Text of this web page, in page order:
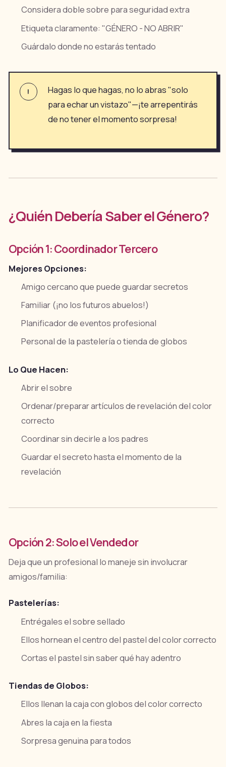
Considera doble sobre para seguridad extra
Etiqueta claramente: "GÉNERO - NO ABRIR"
Guárdalo donde no estarás tentado
!
Hagas lo que hagas, no lo abras "solo
para echar un vistazo"—¡te arrepentirás
de no tener el momento sorpresa!
¿Quién Debería Saber el Género?
Opción 1: Coordinador Tercero
Mejores Opciones:
Amigo cercano que puede guardar secretos
Familiar (¡no los futuros abuelos!)
Planificador de eventos profesional
Personal de la pastelería o tienda de globos
Lo Que Hacen:
Abrir el sobre
Ordenar/preparar artículos de revelación del color
correcto
Coordinar sin decirle a los padres
Guardar el secreto hasta el momento de la
revelación
Opción 2: Solo el Vendedor
Deja que un profesional lo maneje sin involucrar
amigos/familia:
Pastelerías:
Entrégales el sobre sellado
Ellos hornean el centro del pastel del color correcto
Cortas el pastel sin saber qué hay adentro
Tiendas de Globos:
Ellos llenan la caja con globos del color correcto
Abres la caja en la fiesta
Sorpresa genuina para todos